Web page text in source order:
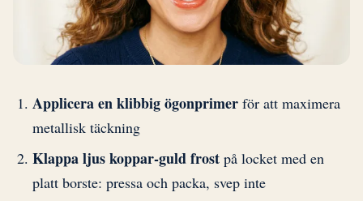
Applicera en klibbig ögonprimer för att maximera
metallisk täckning
Klappa ljus koppar-guld frost på locket med en
platt borste: pressa och packa, svep inte